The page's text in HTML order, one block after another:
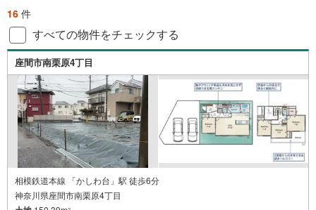
16 件
すべての物件をチェックする
座間市南栗原4丁目
相模鉄道本線 「かしわ台」駅 徒歩6分
神奈川県座間市南栗原4丁目